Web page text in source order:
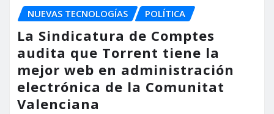
NUEVAS TECNOLOGÍAS POLÍTICA
La Sindicatura de Comptes
audita que Torrent tiene la
mejor web en administración
electrónica de la Comunitat
Valenciana